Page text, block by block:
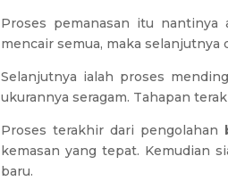
Proses pemanasan itu
mencair semua, maka
Selanjutnya ialah proses
ukurannya seragam. Tahapan
Proses terakhir dari pengolahan
kemasan yang tepat. Kemudian
baru.